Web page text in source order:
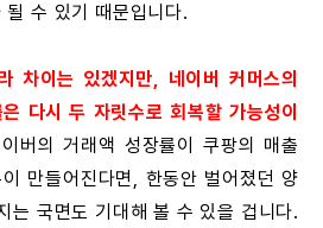
수 있기 때문입니다.
차이는 있겠지만, 네이버 커머스의
다시 두 자릿수로 회복할 가능성이
버의 거래액 성장률이 쿠팡의 매출
만들어진다면, 한동안 벌어졌던 양
는 국면도 기대해 볼 수 있을 겁니다.